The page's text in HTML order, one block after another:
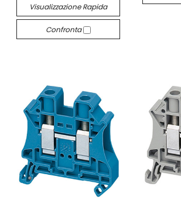
Visualizzazione Rapida
Confronta